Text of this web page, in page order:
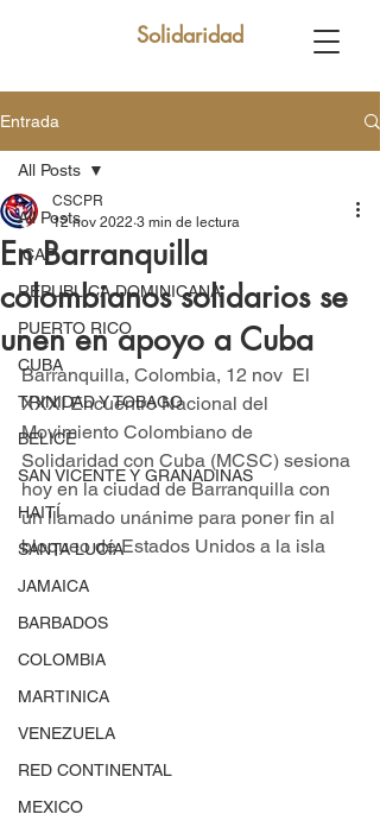
Solidaridad
Entrada
All Posts
ICAP
REPUBLICA DOMINICANA
PUERTO RICO
CUBA
TRINIDAD Y TOBAGO
BELICE
SAN VICENTE Y GRANADINAS
HAITÍ
SANTA LUCÍA
JAMAICA
BARBADOS
COLOMBIA
MARTINICA
VENEZUELA
RED CONTINENTAL
MEXICO
All Posts
En Barranquilla
colombianos solidarios se
unen en apoyo a Cuba
CSCPR
12 nov 2022 3 min de lectura
Barranquilla, Colombia, 12 nov  El
XXXI Encuentro Nacional del
Movimiento Colombiano de
Solidaridad con Cuba (MCSC) sesiona
hoy en la ciudad de Barranquilla con
un llamado unánime para poner fin al
bloqueo de Estados Unidos a la isla